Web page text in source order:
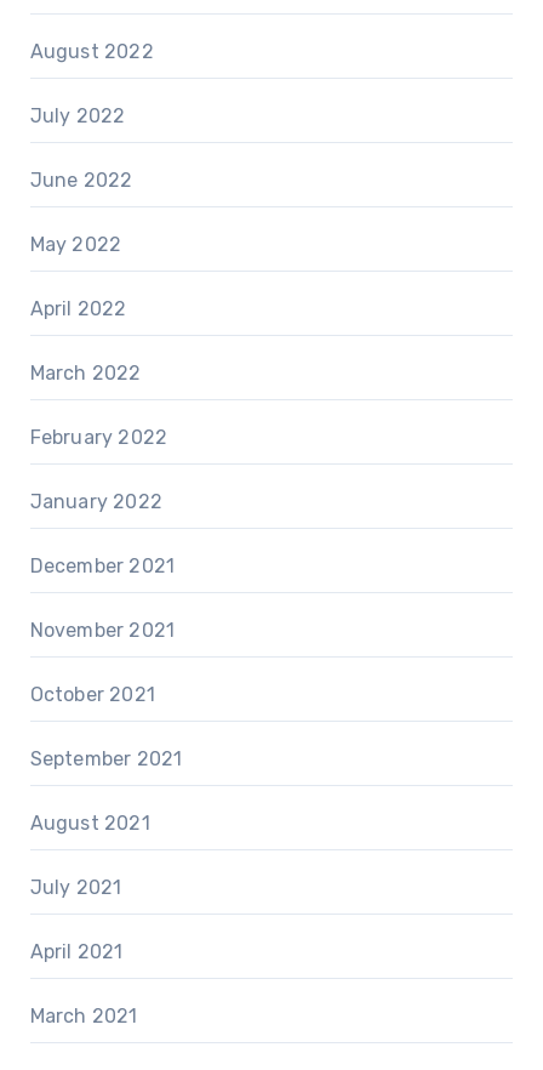
August 2022
July 2022
June 2022
May 2022
April 2022
March 2022
February 2022
January 2022
December 2021
November 2021
October 2021
September 2021
August 2021
July 2021
April 2021
March 2021